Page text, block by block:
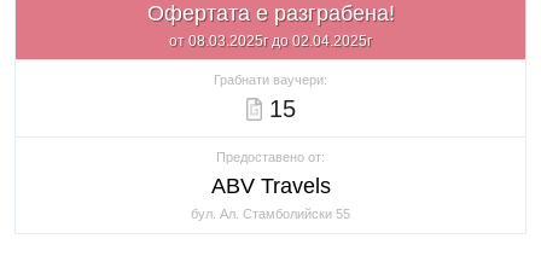
Офертата е разграбена!
от 08.03.2025г до 02.04.2025г
Грабнати ваучери:
15
Предоставено от:
ABV Travels
бул. Ал. Стамболийски 55